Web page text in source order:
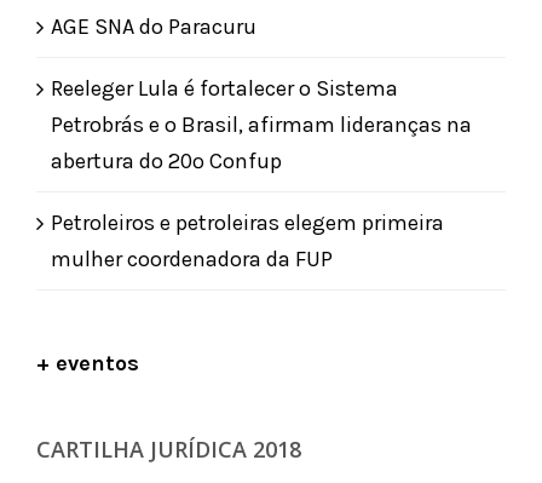
AGE SNA do Paracuru
Reeleger Lula é fortalecer o Sistema
Petrobrás e o Brasil, afirmam lideranças na
abertura do 20º Confup
Petroleiros e petroleiras elegem primeira
mulher coordenadora da FUP
+ eventos
CARTILHA JURÍDICA 2018